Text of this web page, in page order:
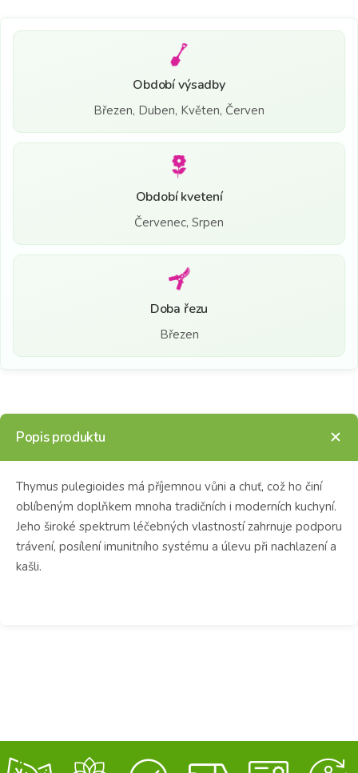
Období výsadby
Březen, Duben, Květen, Červen
Období kvetení
Červenec, Srpen
Doba řezu
Březen
Popis produktu
Thymus pulegioides má příjemnou vůni a chuť, což ho činí
oblíbeným doplňkem mnoha tradičních i moderních kuchyní.
Jeho široké spektrum léčebných vlastností zahrnuje podporu
trávení, posílení imunitního systému a úlevu při nachlazení a
kašli.